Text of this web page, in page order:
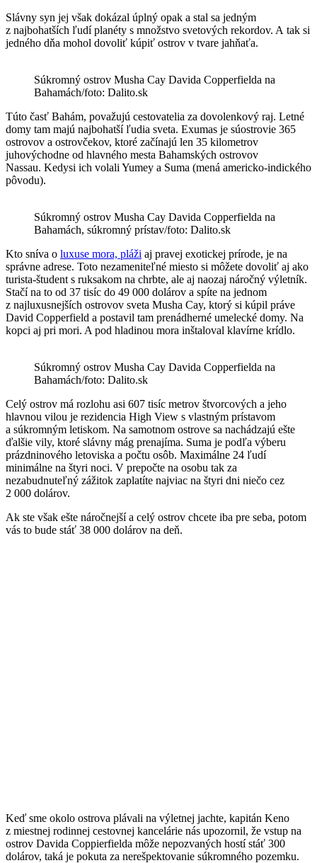
Slávny syn jej však dokázal úplný opak a stal sa jedným
z najbohatších ľudí planéty s množstvo svetových rekordov. A tak si
jedného dňa mohol dovoliť kúpiť ostrov v tvare jahňaťa.
Súkromný ostrov Musha Cay Davida Copperfielda na
Bahamách/foto: Dalito.sk
Túto časť Bahám, považujú cestovatelia za dovolenkový raj. Letné
domy tam majú najbohatší ľudia sveta. Exumas je súostrovie 365
ostrovov a ostrovčekov, ktoré začínajú len 35 kilometrov
juhovýchodne od hlavného mesta Bahamských ostrovov
Nassau. Kedysi ich volali Yumey a Suma (mená americko-indického
pôvodu).
Súkromný ostrov Musha Cay Davida Copperfielda na
Bahamách, súkromný prístav/foto: Dalito.sk
Kto sníva o luxuse mora, pláži aj pravej exotickej prírode, je na
správne adrese. Toto nezameniteľné miesto si môžete dovoliť aj ako
turista-študent s ruksakom na chrbte, ale aj naozaj náročný výletník.
Stačí na to od 37 tisíc do 49 000 dolárov a spíte na jednom
z najluxusnejších ostrovov sveta Musha Cay, ktorý si kúpil práve
David Copperfield a postavil tam prenádherné umelecké domy. Na
kopci aj pri mori. A pod hladinou mora inštaloval klavírne krídlo.
Súkromný ostrov Musha Cay Davida Copperfielda na
Bahamách/foto: Dalito.sk
Celý ostrov má rozlohu asi 607 tisíc metrov štvorcových a jeho
hlavnou vilou je rezidencia High View s vlastným prístavom
a súkromným letiskom. Na samotnom ostrove sa nachádzajú ešte
ďalšie vily, ktoré slávny mág prenajíma. Suma je podľa výberu
prázdninového letoviska a počtu osôb. Maximálne 24 ľudí
minimálne na štyri noci. V prepočte na osobu tak za
nezabudnuteľný zážitok zaplatíte najviac na štyri dni niečo cez
2 000 dolárov.
Ak ste však ešte náročnejší a celý ostrov chcete iba pre seba, potom
vás to bude stáť 38 000 dolárov na deň.
Keď sme okolo ostrova plávali na výletnej jachte, kapitán Keno
z miestnej rodinnej cestovnej kancelárie nás upozornil, že vstup na
ostrov Davida Coppierfielda môže nepozvaných hostí stáť 300
dolárov, taká je pokuta za nerešpektovanie súkromného pozemku.